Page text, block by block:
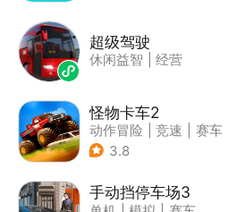
超级驾驶
休闲益智 经营
怪物卡车2
动作冒险 竞速
赛车
| 卡通
3.8
手动挡停车场3